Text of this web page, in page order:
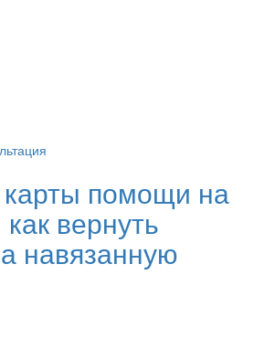
карты помощи на
вернуть
навязанную